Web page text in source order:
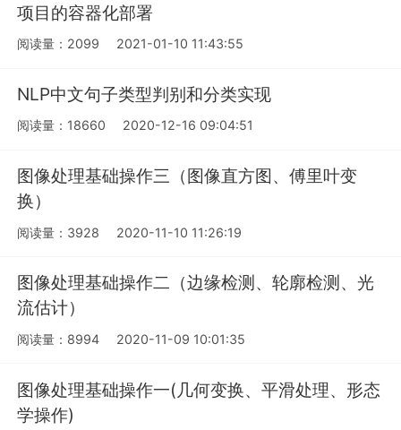
项目的容器化部署
阅读量：2099 2021-01-10 11:43:55
NLP中文句子类型判别和分类实现
阅读量：18660 2020-12-16 09:04:51
图像处理基础操作三（图像直方图、傅里叶变
换）
阅读量：3928 2020-11-10 11:26:19
图像处理基础操作二（边缘检测、轮廓检测、光
流估计）
阅读量：8994 2020-11-09 10:01:35
图像处理基础操作一(几何变换、平滑处理、形态
学操作)